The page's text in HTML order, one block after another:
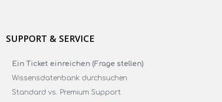
SUPPORT & SERVICE
Ein Ticket einreichen (Frage stellen)
Wissensdatenbank durchsuchen
Standard vs. Premium Support